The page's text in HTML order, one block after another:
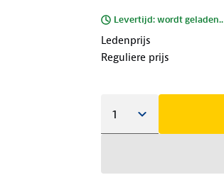
Levertijd: wordt geladen..
Ledenprijs
Reguliere prijs